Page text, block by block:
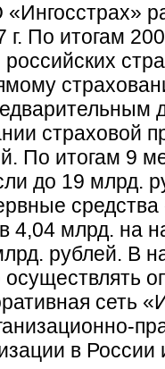
г. По итогам
российских
страховой
По итогам 9
до 19 млрд.
4,04 млрд. на
рублей. В
осуществлять
сеть
в